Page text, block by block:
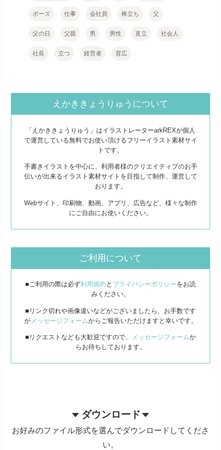
ポーズ 仕事 会社員 棒立ち 父
父の日 父親 男 男性 直立 社会人
社長 立つ 経営者 背広
えかききょうりゅうについて
「えかききょうりゅう」はイラストレーターarkREXが個人
で運営している無料でお使い頂けるフリーイラスト素材サイ
トです。
手書きイラストを中心に、利用者様のクリエイティブのお手
伝いが出来るイラスト素材サイトを目指して制作、運営して
おります。
Webサイト、印刷物、動画、アプリ、広告など、様々な制作
にご自由にお使いください。
ご利用について
■ご利用の際は必ず利用規約 と プライバシーポリシーをお読
みください。
■リンク切れや画像違いなどがございましたら、お手数です
がメッセージフォームからご報告いただけますと幸いです。
■リクエストなども大歓迎ですので、 メッセージフォームか
らお待ちしております。
ダウンロード
お好みのファイル形式を選んでダウンロードしてくださ
い。